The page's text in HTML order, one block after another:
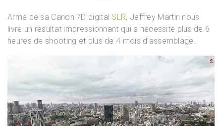
Armé de sa Canon 7D digital SLR, Jeffrey Martin nous
livre un résultat impressionnant qui a nécessité plus de 6
heures de shooting et plus de 4 mois d’assemblage.